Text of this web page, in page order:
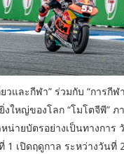
วและกีฬา” ร่วมกับ “การ
ใหญ่ของโลก “โมโตจีพี” ภ
น่ายบัตรอย่างเป็นทางกา
1 เปิดฤดูกาล ระหว่างวั